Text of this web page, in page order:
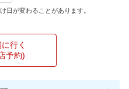
日が変わることがあります。
行く
予約)